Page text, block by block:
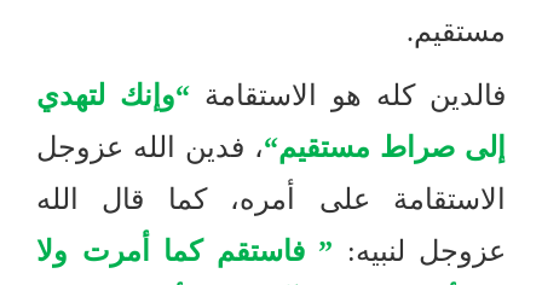
مستقيم.
فالدين كله هو الاستقامة “وإنك لتهدي
إلى صراط مستقيم“، فدين الله عزوجل
الاستقامة على أمره، كما قال الله
عزوجل لنبيه:
”فاستقم كما أمرت ولا